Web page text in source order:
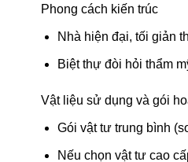
Phong cách kiến trúc
Nhà hiện đại, tối giản
Biệt thự đòi hỏi thẩm
Vật liệu sử dụng và gói
Gói vật tư trung bình
Nếu chọn vật tư cao